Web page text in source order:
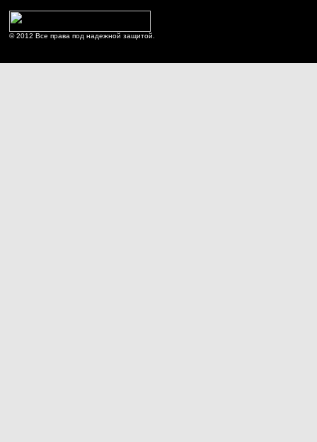
© 2012 Все права под надежной защитой.